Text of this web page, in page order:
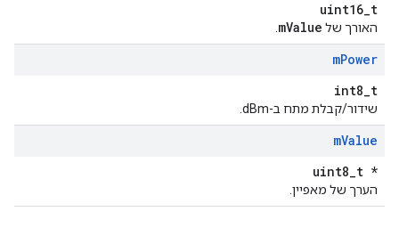
uint16_t
האורך של mValue
mPower
int8_t
שידור/קבלת מתח ב-dBm.
mValue
uint8_t *
הערך של מאפיין.